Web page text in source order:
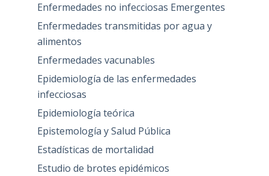
Enfermedades no infecciosas Emergentes
Enfermedades transmitidas por agua y
alimentos
Enfermedades vacunables
Epidemiología de las enfermedades
infecciosas
Epidemiología teórica
Epistemología y Salud Pública
Estadísticas de mortalidad
Estudio de brotes epidémicos